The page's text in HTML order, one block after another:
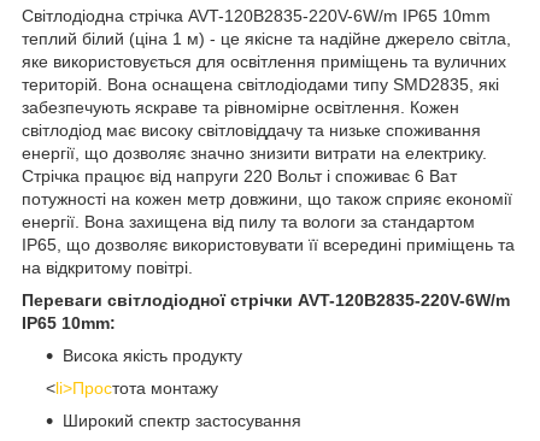
Світлодіодна стрічка AVT-120B2835-220V-6W/m IP65 10mm
теплий білий (ціна 1 м) - це якісне та надійне джерело світла,
яке використовується для освітлення приміщень та вуличних
територій. Вона оснащена світлодіодами типу SMD2835, які
забезпечують яскраве та рівномірне освітлення. Кожен
світлодіод має високу світловіддачу та низьке споживання
енергії, що дозволяє значно знизити витрати на електрику.
Стрічка працює від напруги 220 Вольт і споживає 6 Ват
потужності на кожен метр довжини, що також сприяє економії
енергії. Вона захищена від пилу та вологи за стандартом
IP65, що дозволяє використовувати її всередині приміщень та
на відкритому повітрі.
Переваги світлодіодної стрічки AVT-120B2835-220V-6W/m
IP65 10mm:
Висока якість продукту
<li>Простота монтажу
Широкий спектр застосування